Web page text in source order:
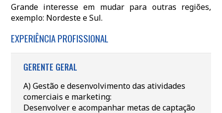
Grande interesse em mudar para outras regiões,
exemplo: Nordeste e Sul.
EXPERIÊNCIA PROFISSIONAL
GERENTE GERAL
A) Gestão e desenvolvimento das atividades
comerciais e marketing:
Desenvolver e acompanhar metas de captação